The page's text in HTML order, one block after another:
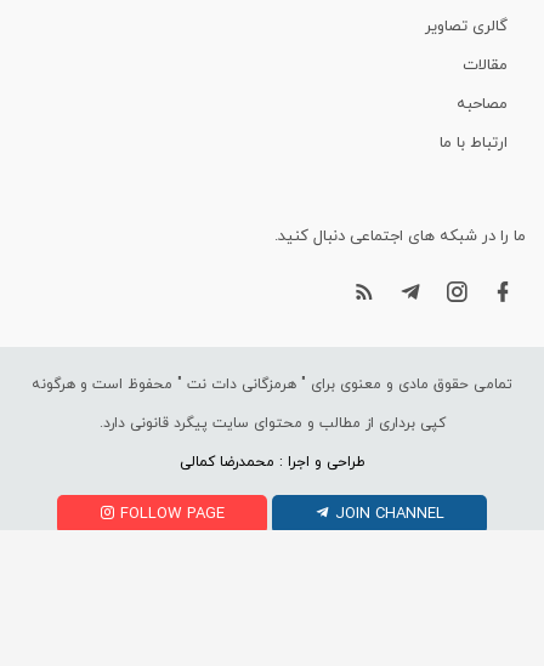
گالری تصاویر
مقالات
مصاحبه
ارتباط با ما
ما را در شبکه های اجتماعی دنبال کنید.
تمامی حقوق مادی و معنوی برای " هرمزگانی دات نت " محفوظ است و هرگونه
کپی برداری از مطالب و محتوای سایت پیگرد قانونی دارد.
طراحی و اجرا : محمدرضا کمالی
FOLLOW PAGE JOIN CHANNEL